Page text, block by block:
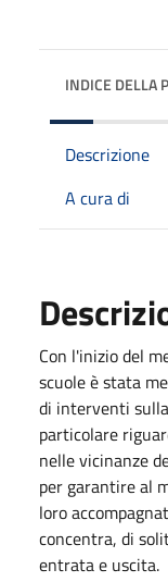
INDICE DELLA
Descrizione
A cura di
Con l'inizio del
scuole è stata
di interventi
particolare
nelle vicinanze
per garantire al
loro
concentra, di
entrata e uscita.